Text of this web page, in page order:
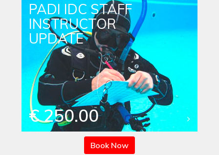
PADI IDC STAFF
INSTRUCTOR
UPDATE
€ 250.00
Book Now